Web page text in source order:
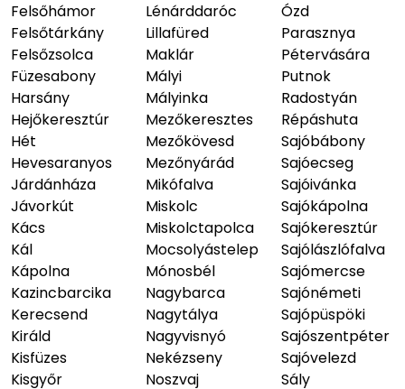
Felsőhámor
Felsőtárkány
Felsőzsolca
Füzesabony
Harsány
Hejőkeresztúr
Hét
Hevesaranyos
Járdánháza
Jávorkút
Kács
Kál
Kápolna
Kazincbarcika
Kerecsend
Királd
Kisfüzes
Kisgyőr
Lénárddaróc
Lillafüred
Maklár
Mályi
Mályinka
Mezőkeresztes
Mezőkövesd
Mezőnyárád
Mikófalva
Miskolc
Miskolctapolca
Mocsolyástelep
Mónosbél
Nagybarca
Nagytálya
Nagyvisnyó
Nekézseny
Noszvaj
Ózd
Parasznya
Pétervására
Putnok
Radostyán
Répáshuta
Sajóbábony
Sajóecseg
Sajóivánka
Sajókápolna
Sajókeresztúr
Sajólászlófalva
Sajómercse
Sajónémeti
Sajópüspöki
Sajószentpéter
Sajóvelezd
Sály